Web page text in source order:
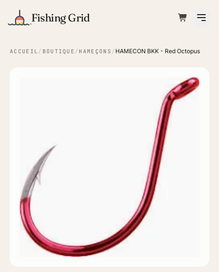
Fishing Grid
ACCUEIL / BOUTIQUE / HAMEÇONS / HAMECON BKK - Red Octopus